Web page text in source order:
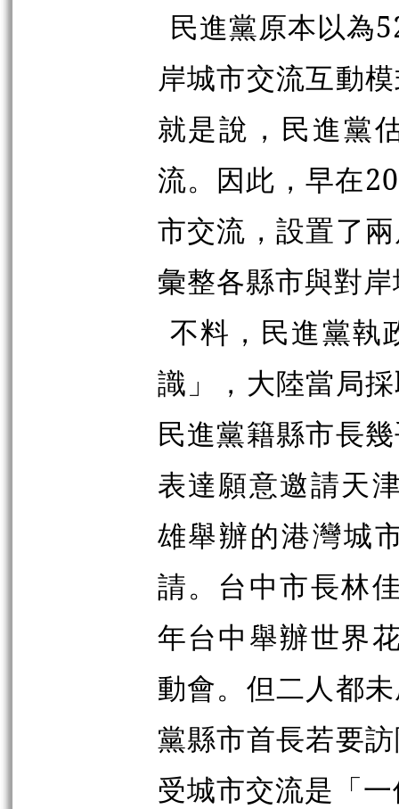
民進黨原本以為
岸城市交流互動
就是說，民進黨
流。因此，早在
市交流，設置了
彙整各縣市與對
不料，民進黨執
識」，大陸當局
民進黨籍縣市長
表達願意邀請天
雄舉辦的港灣城
請。台中市長林
年台中舉辦世界
動會。但二人都
黨縣市首長若要
受城市交流是「